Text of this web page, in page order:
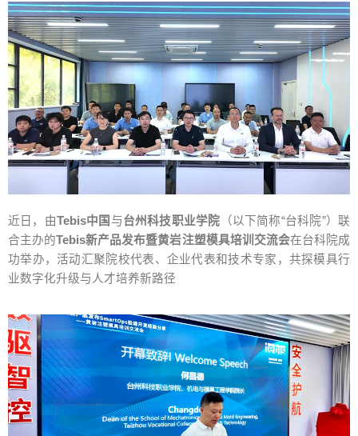
近日，由Tebis中国 与台州科技职业学院 （以下简称“台科院”）联
合主办的Tebis新产品发布暨黄岩注塑模具培训交流会在台科院成
功举办，活动汇聚院校代表、企业代表和技术专家，共探模具行
业数字化升级与人才培养新路径